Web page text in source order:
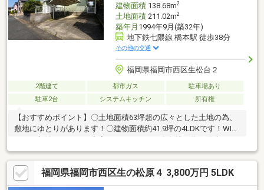
建物面積138.68m2
土地面積211.02m2
築年月 1994年9月(築32年)
地下鉄七隈線 橋本駅 徒歩38分
その他の交通
福岡県福岡市西区生松台２
2階建て 都市ガス
駐車場あり
駐車2台
システムキッチン 所有権
【おすすめポイント】〇土地面積63坪超の広々とした土地の為、
敷地にゆとりがあります！〇建物面積約41.9坪の4LDKです！WIC
もあり収納スペースも充実しております！〇角地の為、陽当たり
＆通風良好です！〇庭付きなので家庭菜園やガーデニングなど趣
味が捗ります！〇駐車2台可能に加え、カーポートも付いておりま
す！〇閑静な住宅街で落ち着いた暮らしを♪【周辺環境】〇壱岐小
学校・壱岐中学校です！〇「生松台南公園」まで徒歩約1分とすぐ
福岡県福岡市西区生の松原４ 3,800万円 5LDK